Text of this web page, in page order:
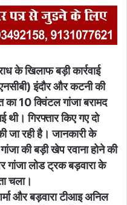
के खिलाफ बड़ी कार्रवाई
इंदौर और कटनी की
10 क्विंटल गांजा बरामद
गिरफ्तार किए गए दो
जा रही है। जानकारी के
की बड़ी खेप रवाना होने की
गांजा लोड ट्रक बड़वारा के
चला।
और बड़वारा टीआइ अनिल